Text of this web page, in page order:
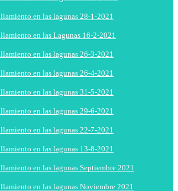
en las lagunas 28-1-2021
en las Lagunas 16-2-2021
en las lagunas 26-3-2021
en las lagunas 26-4-2021
en las lagunas 31-5-2021
en las lagunas 29-6-2021
en las lagunas 22-7-2021
en las lagunas 13-8-2021
en las lagunas Septiembre 2021
en las lagunas Noviembre 2021